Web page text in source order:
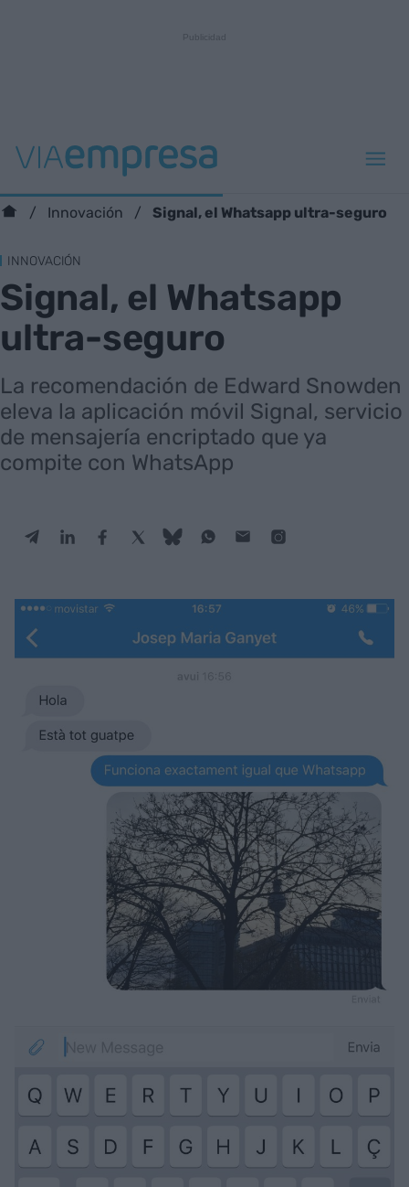
Innovación Signal, el Whatsapp ultra-seguro
INNOVACIÓN
Signal, el Whatsapp
ultra-seguro
La recomendación de Edward Snowden
eleva la aplicación móvil Signal, servicio
de mensajería encriptado que ya
compite con WhatsApp